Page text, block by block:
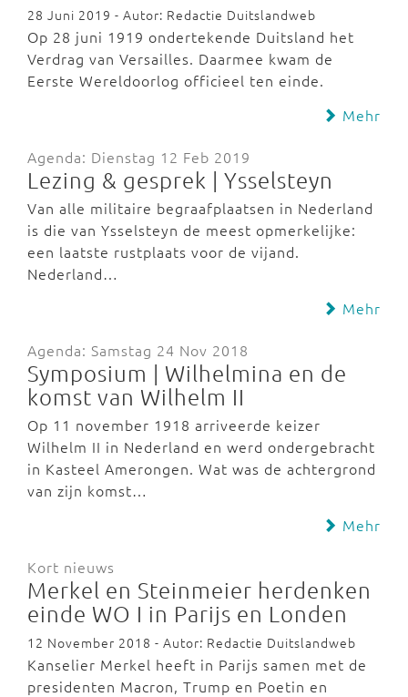
28 Juni 2019 - Autor: Redactie Duitslandweb
Op 28 juni 1919 ondertekende Duitsland het
Verdrag van Versailles. Daarmee kwam de
Eerste Wereldoorlog officieel ten einde.
Mehr
Agenda: Dienstag 12 Feb 2019
Lezing & gesprek | Ysselsteyn
Van alle militaire begraafplaatsen in Nederland
is die van Ysselsteyn de meest opmerkelijke:
een laatste rustplaats voor de vijand.
Nederland…
Mehr
Agenda: Samstag 24 Nov 2018
Symposium | Wilhelmina en de
komst van Wilhelm II
Op 11 november 1918 arriveerde keizer
Wilhelm II in Nederland en werd ondergebracht
in Kasteel Amerongen. Wat was de achtergrond
van zijn komst…
Mehr
Kort nieuws
Merkel en Steinmeier herdenken
einde WO I in Parijs en Londen
12 November 2018 - Autor: Redactie Duitslandweb
Kanselier Merkel heeft in Parijs samen met de
presidenten Macron, Trump en Poetin en